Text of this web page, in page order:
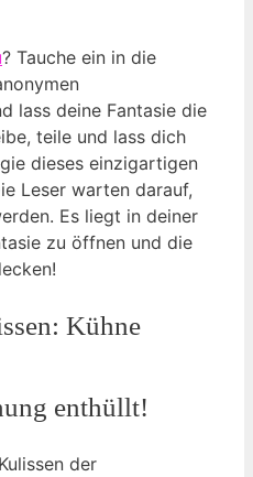
? Tauche ein in die
lass deine Fantasie die
teile und lass dich
dieses einzigartigen
Leser warten darauf,
Es liegt in deiner
zu öffnen und die
Kühne
enthüllt!
der